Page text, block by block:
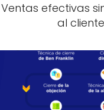
Ventas efectivas
al cliente